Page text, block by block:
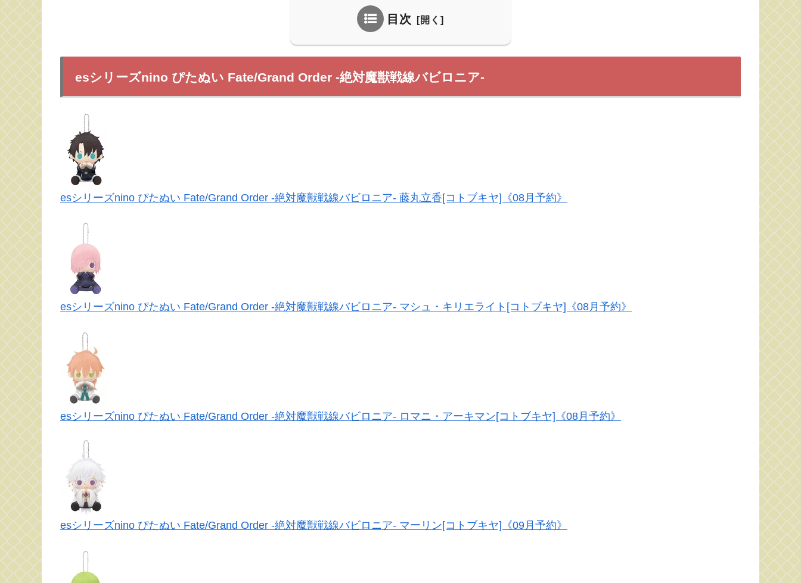
目次
esシリーズnino ぴたぬい Fate/Grand Order -絶対魔獣戦線バビロニア-
esシリーズnino ぴたぬい Fate/Grand Order -絶対魔獣戦線バビロニア- 藤丸立香[コトブキヤ]《08月予約》
esシリーズnino ぴたぬい Fate/Grand Order -絶対魔獣戦線バビロニア- マシュ・キリエライト[コトブキヤ]《08月予約》
esシリーズnino ぴたぬい Fate/Grand Order -絶対魔獣戦線バビロニア- ロマニ・アーキマン[コトブキヤ]《08月予約》
esシリーズnino ぴたぬい Fate/Grand Order -絶対魔獣戦線バビロニア- マーリン[コトブキヤ]《09月予約》